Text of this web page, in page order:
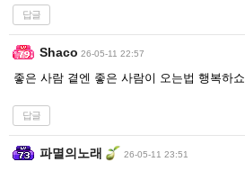
답글
Shaco 26-05-11 22:57
좋은 사람 곁엔 좋은 사람이 오는법 행복하쇼
답글
파멸의노래 26-05-11 23:51